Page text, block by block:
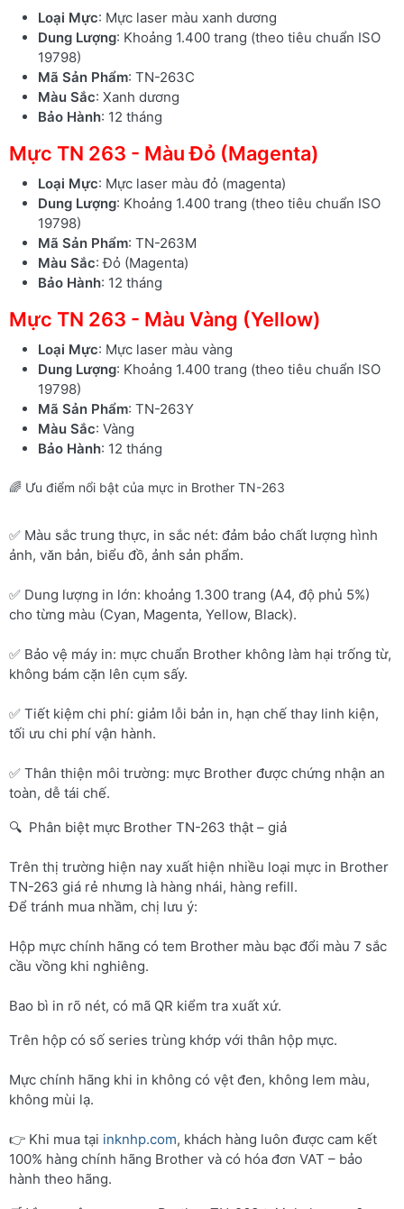
Loại Mực: Mực laser màu xanh dương
Dung Lượng: Khoảng 1.400 trang (theo tiêu chuẩn ISO
19798)
Mã Sản Phẩm: TN-263C
Màu Sắc: Xanh dương
Bảo Hành: 12 tháng
Mực TN 263 - Màu Đỏ (Magenta)
Loại Mực: Mực laser màu đỏ (magenta)
Dung Lượng: Khoảng 1.400 trang (theo tiêu chuẩn ISO
19798)
Mã Sản Phẩm: TN-263M
Màu Sắc: Đỏ (Magenta)
Bảo Hành: 12 tháng
Mực TN 263 - Màu Vàng (Yellow)
Loại Mực: Mực laser màu vàng
Dung Lượng: Khoảng 1.400 trang (theo tiêu chuẩn ISO
19798)
Mã Sản Phẩm: TN-263Y
Màu Sắc: Vàng
Bảo Hành: 12 tháng
🌈 Ưu điểm nổi bật của mực in Brother TN-263
✅ Màu sắc trung thực, in sắc nét: đảm bảo chất lượng hình
ảnh, văn bản, biểu đồ, ảnh sản phẩm.
✅ Dung lượng in lớn: khoảng 1.300 trang (A4, độ phủ 5%)
cho từng màu (Cyan, Magenta, Yellow, Black).
✅ Bảo vệ máy in: mực chuẩn Brother không làm hại trống từ,
không bám cặn lên cụm sấy.
✅ Tiết kiệm chi phí: giảm lỗi bản in, hạn chế thay linh kiện,
tối ưu chi phí vận hành.
✅ Thân thiện môi trường: mực Brother được chứng nhận an
toàn, dễ tái chế.
🔍 Phân biệt mực Brother TN-263 thật – giả
Trên thị trường hiện nay xuất hiện nhiều loại mực in Brother
TN-263 giá rẻ nhưng là hàng nhái, hàng refill.
Để tránh mua nhầm, chị lưu ý:
Hộp mực chính hãng có tem Brother màu bạc đổi màu 7 sắc
cầu vồng khi nghiêng.
Bao bì in rõ nét, có mã QR kiểm tra xuất xứ.
Trên hộp có số series trùng khớp với thân hộp mực.
Mực chính hãng khi in không có vệt đen, không lem màu,
không mùi lạ.
👉 Khi mua tại inknhp.com, khách hàng luôn được cam kết
100% hàng chính hãng Brother và có hóa đơn VAT – bảo
hành theo hãng.